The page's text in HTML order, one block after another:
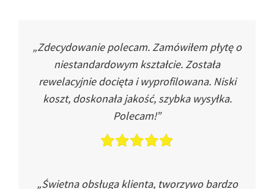
„Zdecydowanie polecam. Zamówiłem płytę o
niestandardowym kształcie. Została
rewelacyjnie docięta i wyprofilowana. Niski
koszt, doskonała jakość, szybka wysyłka.
Polecam!”
„Świetna obsługa klienta, tworzywo bardzo